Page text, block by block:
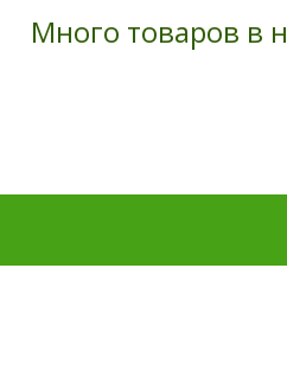
Много товаров в